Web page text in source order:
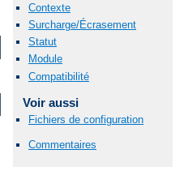
Contexte
Surcharge/Écrasement
Statut
Module
Compatibilité
Voir aussi
Fichiers de configuration
Commentaires